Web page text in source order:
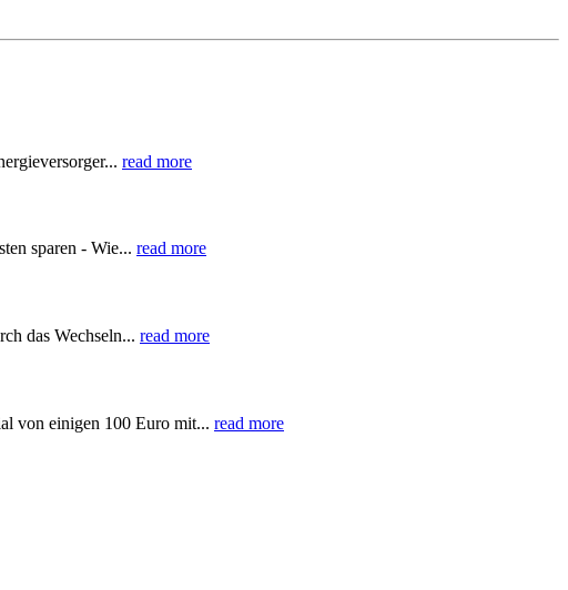
read more
sparen - Wie... read more
das Wechseln... read more
von einigen 100 Euro mit... read more